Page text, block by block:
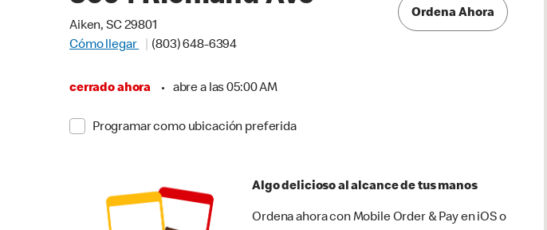
Aiken, SC 29801
Cómo llegar
(803) 648-6394
cerrado ahora • abre a las 05:00 AM
Programar como ubicación preferida
Ordena Ahora
Algo delicioso al alcance de tus manos
Ordena ahora con Mobile Order & Pay en iOS o